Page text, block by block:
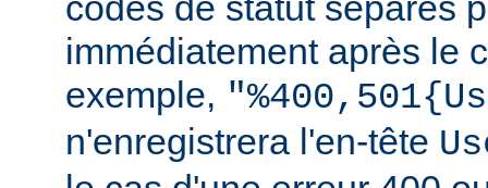
immédiatement après le
exemple,
n'enregistrera l'en-tête